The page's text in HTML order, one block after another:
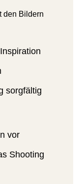
den Bildern
sorgfältig
vor
Shooting